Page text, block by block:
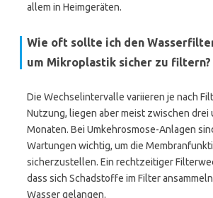
allem in Heimgeräten.
Wie oft sollte ich den
um Mikroplastik sicher zu filtern?
Die Wechselintervalle variieren je nach
Nutzung, liegen aber meist zwischen drei
Monaten. Bei Umkehrosmose-Anlagen
Wartungen wichtig, um die
sicherzustellen. Ein rechtzeitiger
dass sich Schadstoffe im Filter
Wasser gelangen.